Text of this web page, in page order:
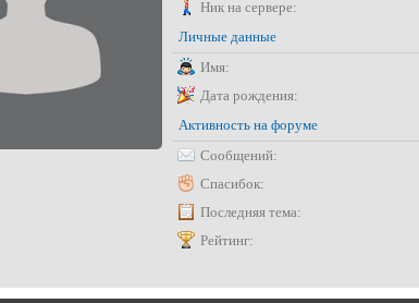
Ник на сервере:
Личные данные
Имя:
Дата рождения:
Активность на форуме
Сообщений:
Спасибок:
Последняя тема:
Рейтинг: